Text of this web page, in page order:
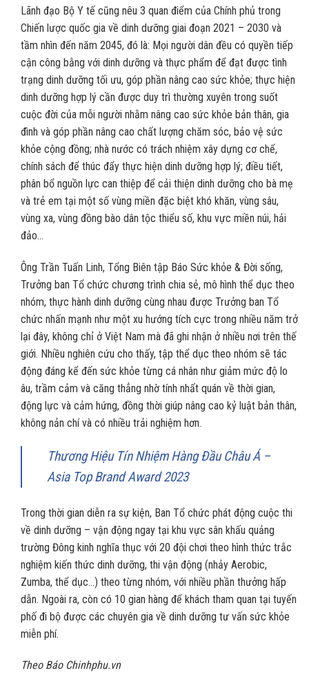
Lãnh đạo Bộ Y tế cũng nêu 3 quan điểm của Chính phủ trong
Chiến lược quốc gia về dinh dưỡng giai đoạn 2021 – 2030 và
tầm nhìn đến năm 2045, đó là: Mọi người dân đều có quyền tiếp
cận công bằng với dinh dưỡng và thực phẩm để đạt được tình
trạng dinh dưỡng tối ưu, góp phần nâng cao sức khỏe; thực hiện
dinh dưỡng hợp lý cần được duy trì thường xuyên trong suốt
cuộc đời của mỗi người nhằm nâng cao sức khỏe bản thân, gia
đình và góp phần nâng cao chất lượng chăm sóc, bảo vệ sức
khỏe cộng đồng; nhà nước có trách nhiệm xây dựng cơ chế,
chính sách để thúc đẩy thực hiện dinh dưỡng hợp lý; điều tiết,
phân bổ nguồn lực can thiệp để cải thiện dinh dưỡng cho bà mẹ
và trẻ em tại một số vùng miền đặc biệt khó khăn, vùng sâu,
vùng xa, vùng đồng bào dân tộc thiểu số, khu vực miền núi, hải
đảo…
Ông Trần Tuấn Linh, Tổng Biên tập Báo Sức khỏe & Đời sống,
Trưởng ban Tổ chức chương trình chia sẻ, mô hình thể dục theo
nhóm, thực hành dinh dưỡng cùng nhau được Trưởng ban Tổ
chức nhấn mạnh như một xu hướng tích cực trong nhiều năm trở
lại đây, không chỉ ở Việt Nam mà đã ghi nhận ở nhiều nơi trên thế
giới. Nhiều nghiên cứu cho thấy, tập thể dục theo nhóm sẽ tác
động đáng kể đến sức khỏe từng cá nhân như giảm mức độ lo
âu, trầm cảm và căng thẳng nhờ tính nhất quán về thời gian,
động lực và cảm hứng, đồng thời giúp nâng cao kỷ luật bản thân,
không nản chí và có nhiều trải nghiệm hơn.
Thương Hiệu Tín Nhiệm Hàng Đầu Châu Á –
Asia Top Brand Award 2023
Trong thời gian diễn ra sự kiện, Ban Tổ chức phát động cuộc thi
về dinh dưỡng – vận động ngay tại khu vực sân khấu quảng
trường Đông kinh nghĩa thục với 20 đội chơi theo hình thức trắc
nghiệm kiến thức dinh dưỡng, thi vận động (nhảy Aerobic,
Zumba, thể dục…) theo từng nhóm, với nhiều phần thưởng hấp
dẫn. Ngoài ra, còn có 10 gian hàng để khách tham quan tại tuyến
phố đi bộ được các chuyên gia về dinh dưỡng tư vấn sức khỏe
miễn phí.
Theo Báo Chinhphu.vn